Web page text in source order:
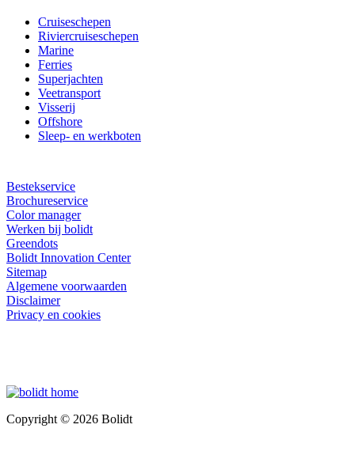
Cruiseschepen
Riviercruiseschepen
Marine
Ferries
Superjachten
Veetransport
Visserij
Offshore
Sleep- en werkboten
Bestekservice
Brochureservice
Color manager
Werken bij bolidt
Greendots
Bolidt Innovation Center
Sitemap
Algemene voorwaarden
Disclaimer
Privacy en cookies
Copyright © 2026 Bolidt